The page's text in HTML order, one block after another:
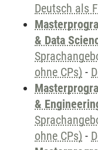
Deutsch als
& Data
ohne CPs) -
&
ohne CPs) -